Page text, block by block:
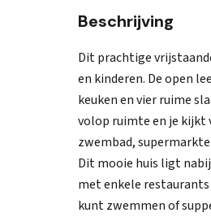
Beschrijving
Dit prachtige
en kinderen. De open
keuken en vier ruime
volop ruimte en je kijkt
zwembad,
Dit mooie huis ligt
met enkele
kunt zwemmen of